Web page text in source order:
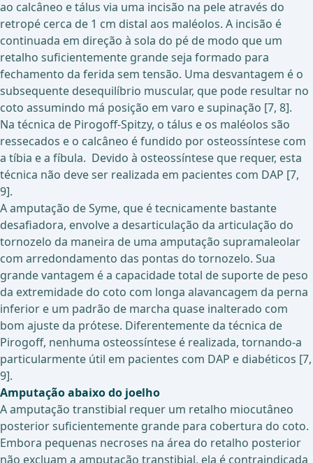
ao calcâneo e tálus via uma incisão na pele através do
retropé cerca de 1 cm distal aos maléolos. A incisão é
continuada em direção à sola do pé de modo que um
retalho suficientemente grande seja formado para
fechamento da ferida sem tensão. Uma desvantagem é o
subsequente desequilíbrio muscular, que pode resultar no
coto assumindo má posição em varo e supinação [7, 8].
Na técnica de Pirogoff-Spitzy, o tálus e os maléolos são
ressecados e o calcâneo é fundido por osteossíntese com
a tíbia e a fíbula. Devido à osteossíntese que requer, esta
técnica não deve ser realizada em pacientes com DAP [7,
9].
A amputação de Syme, que é tecnicamente bastante
desafiadora, envolve a desarticulação da articulação do
tornozelo da maneira de uma amputação supramaleolar
com arredondamento das pontas do tornozelo. Sua
grande vantagem é a capacidade total de suporte de peso
da extremidade do coto com longa alavancagem da perna
inferior e um padrão de marcha quase inalterado com
bom ajuste da prótese. Diferentemente da técnica de
Pirogoff, nenhuma osteossíntese é realizada, tornando-a
particularmente útil em pacientes com DAP e diabéticos [7,
9].
Amputação abaixo do joelho
A amputação transtibial requer um retalho miocutâneo
posterior suficientemente grande para cobertura do coto.
Embora pequenas necroses na área do retalho posterior
não excluam a amputação transtibial, ela é contraindicada